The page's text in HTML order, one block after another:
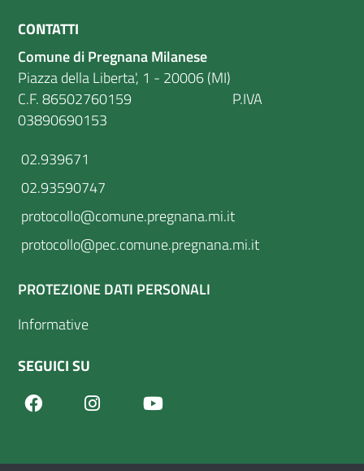
CONTATTI
Comune di Pregnana Milanese
Piazza della Liberta', 1 - 20006 (MI)
C.F. 86502760159 P.IVA
03890690153
02.939671
02.93590747
protocollo@comune.pregnana.mi.it
protocollo@pec.comune.pregnana.mi.it
PROTEZIONE DATI PERSONALI
Informative
SEGUICI SU
FacebookInstagram